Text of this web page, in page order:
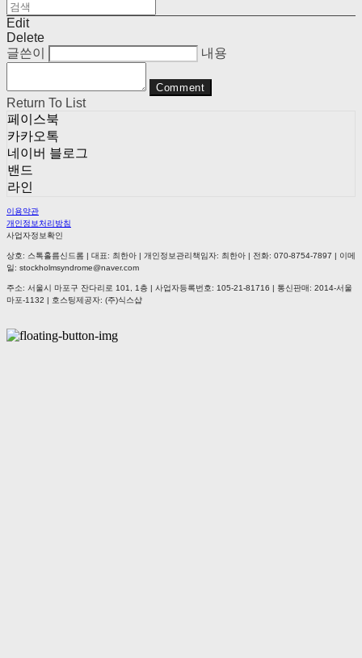
Edit
Delete
글쓴이
내용
Comment
Return To List
페이스북
카카오톡
네이버 블로그
밴드
라인
이용약관
개인정보처리방침
사업자정보확인
상호: 스톡홀름신드롬 | 대표: 최한아 | 개인정보관리책임자: 최한아 | 전화: 070-8754-7897 | 이메
일: stockholmsyndrome@naver.com
주소: 서울시 마포구 잔다리로 101, 1층 | 사업자등록번호: 105-21-81716 | 통신판매: 2014-서울
마포-1132 | 호스팅제공자: (주)식스샵